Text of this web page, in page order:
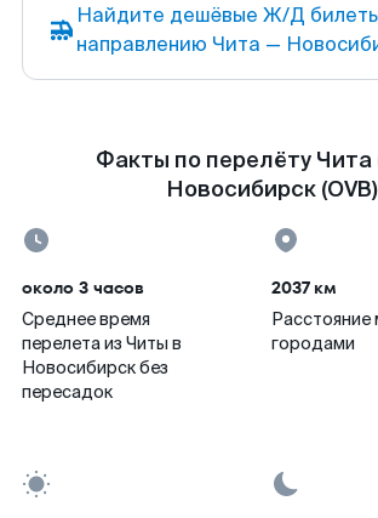
Найдите дешёвые Ж/Д
направлению Чита —
Факты по перелёту Чита
Новосибирск (OVB)
около 3 часов
Среднее время
перелета из Читы в
Новосибирск без
пересадок
2037 км
городами